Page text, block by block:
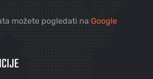
možete pogledati na Google